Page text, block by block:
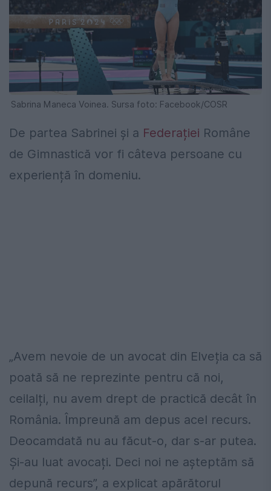
Sabrina Maneca Voinea. Sursa foto: Facebook/COSR
De partea Sabrinei și a Federației Române
de Gimnastică vor fi câteva persoane cu
experiență în domeniu.
„Avem nevoie de un avocat din Elveția ca să
poată să ne reprezinte pentru că noi,
ceilalți, nu avem drept de practică decât în
România. Împreună am depus acel recurs.
Deocamdată nu au făcut-o, dar s-ar putea.
Și-au luat avocați. Deci noi ne așteptăm să
depună recurs”, a explicat apărătorul